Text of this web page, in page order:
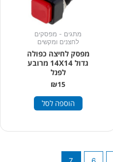
מתגים - מפסקים
לחצנים ומקשים
מפסק לחיצה כפולה
גדול 14X14 מרובע
לפנל
₪15
הוספה לסל